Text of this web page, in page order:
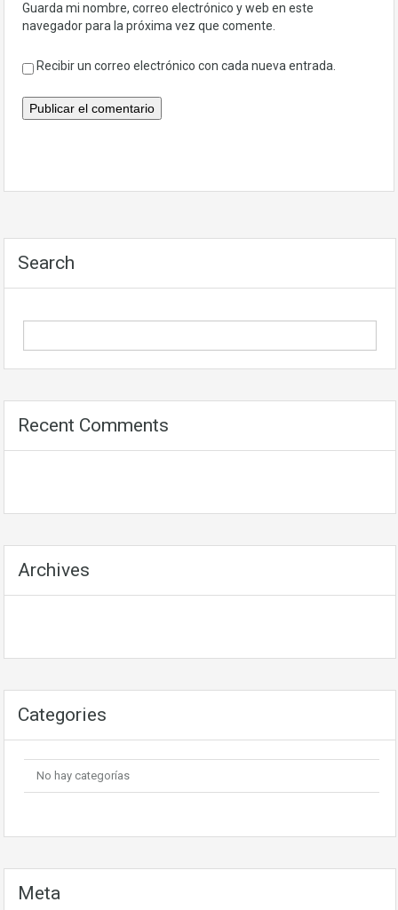
Guarda mi nombre, correo electrónico y web en este
navegador para la próxima vez que comente.
Recibir un correo electrónico con cada nueva entrada.
Search
Recent Comments
Archives
Categories
No hay categorías
Meta